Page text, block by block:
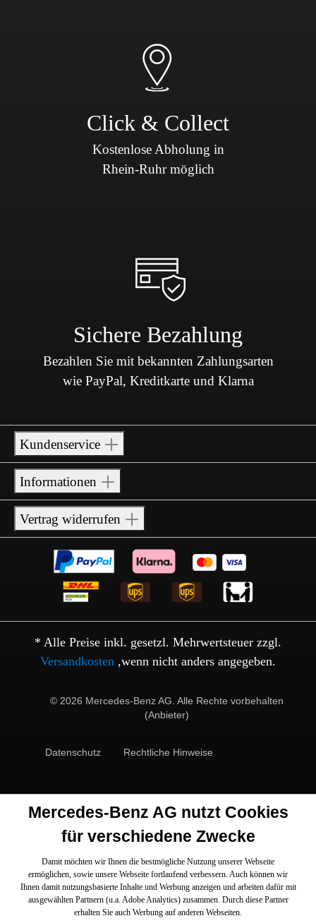
Click & Collect
Kostenlose Abholung in
Rhein-Ruhr möglich
Sichere Bezahlung
Bezahlen Sie mit bekannten Zahlungsarten
wie PayPal, Kreditkarte und Klarna
Kundenservice
Informationen
Vertrag widerrufen
* Alle Preise inkl. gesetzl. Mehrwertsteuer zzgl.
Versandkosten ,wenn nicht anders angegeben.
© 2026 Mercedes-Benz AG. Alle Rechte vorbehalten
(Anbieter)
Datenschutz Rechtliche Hinweise
Mercedes-Benz AG nutzt Cookies
für verschiedene Zwecke
Damit möchten wir Ihnen die bestmögliche Nutzung unserer Webseite
ermöglichen, sowie unsere Webseite fortlaufend verbessern. Auch können wir
Ihnen damit nutzungsbasierte Inhalte und Werbung anzeigen und arbeiten dafür mit
ausgewählten Partnern (u.a. Adobe Analytics) zusammen. Durch diese Partner
erhalten Sie auch Werbung auf anderen Webseiten.